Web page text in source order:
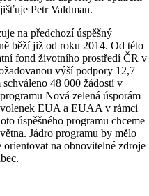
Petr Valdman.
na předchozí úspěšný
běží již od roku 2014. Od této
fond životního prostředí ČR v
výší podpory 12,7
48 000 žádostí v
Nová zelená úsporám
EUA a EUAA v rámci
úspěšného programu chceme
Jádro programu by mělo
orientovat na obnovitelné zdroje